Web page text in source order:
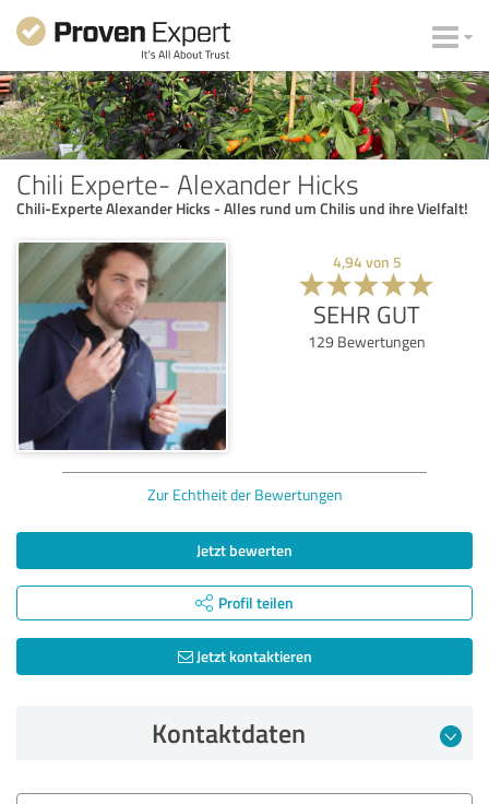
Chili Experte- Alexander Hicks
Chili-Experte Alexander Hicks - Alles rund um Chilis und ihre Vielfalt!
4,94von 5
SEHR GUT
129 Bewertungen
Zur Echtheit der Bewertungen
Jetzt bewerten
Profil teilen
Jetzt kontaktieren
Kontaktdaten